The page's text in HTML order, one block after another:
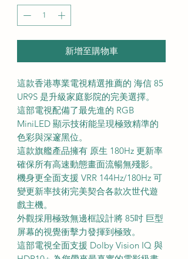
新增至購物車
這款香港專業電視精選推薦的 海信 85
UR9S 是升級家庭影院的完美選擇。
這部電視配備了最先進的 RGB
MiniLED 顯示技術能呈現極致精準的
色彩與深邃黑位。
這款旗艦產品擁有 原生 180Hz 更新率
確保所有高速動態畫面流暢無殘影。
機身更全面支援 VRR 144Hz/180Hz 可
變更新率技術完美契合各款次世代遊
戲主機。
外觀採用極致無邊框設計將 85吋 巨型
屏幕的視覺衝擊力發揮到極致。
這部電視全面支援 Dolby Vision IQ 與